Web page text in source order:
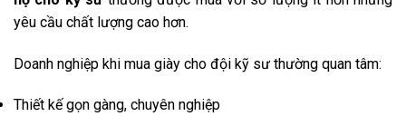
yêu cầu chất lượng cao hơn.
Doanh nghiệp khi mua giày cho đội kỹ sư thường quan tâm:
Thiết kếgọn gàng, chuyên nghiệp